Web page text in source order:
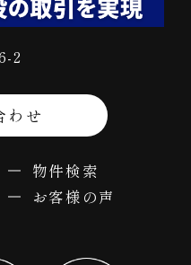
2
わせ
物件検索
お客様の声